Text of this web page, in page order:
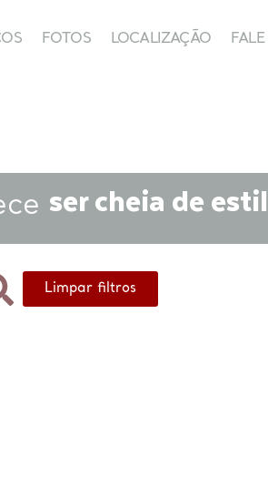
FOTOS LOCALIZAÇÃO
ser cheia de
Limpar filtros